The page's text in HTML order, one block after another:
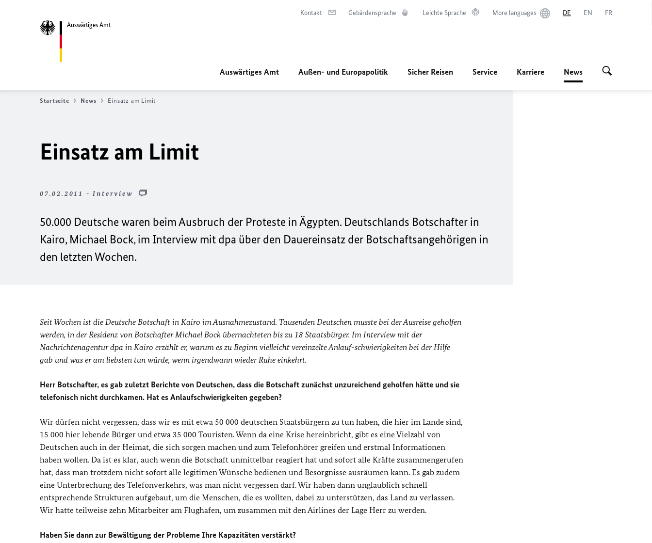
Auswärtiges Amt
Kontakt Gebärdensprache Leichte Sprache More languages DE EN FR
Auswärtiges Amt Außen- und Europapolitik Sicher Reisen Service Karriere News
Startseite News Einsatz am Limit
Einsatz am Limit
07.02.2011 - Interview
50.000 Deutsche waren beim Ausbruch der Proteste in Ägypten. Deutschlands Botschafter in
Kairo, Michael Bock, im Interview mit dpa über den Dauereinsatz der Botschaftsangehörigen in
den letzten Wochen.
Seit Wochen ist die Deutsche Botschaft in Kairo im Ausnahmezustand. Tausenden Deutschen musste bei der Ausreise geholfen
werden, in der Residenz von Botschafter Michael Bock übernachteten bis zu 18 Staatsbürger. Im Interview mit der
Nachrichtenagentur dpa in Kairo erzählt er, warum es zu Beginn vielleicht vereinzelte Anlauf-schwierigkeiten bei der Hilfe
gab und was er am liebsten tun würde, wenn irgendwann wieder Ruhe einkehrt.
Herr Botschafter, es gab zuletzt Berichte von Deutschen, dass die Botschaft zunächst unzureichend geholfen hätte und sie
telefonisch nicht durchkamen. Hat es Anlaufschwierigkeiten gegeben?
Wir dürfen nicht vergessen, dass wir es mit etwa 50 000 deutschen Staatsbürgern zu tun haben, die hier im Lande sind,
15 000 hier lebende Bürger und etwa 35 000 Touristen. Wenn da eine Krise hereinbricht, gibt es eine Vielzahl von
Deutschen auch in der Heimat, die sich sorgen machen und zum Telefonhörer greifen und erstmal Informationen
haben wollen. Da ist es klar, auch wenn die Botschaft unmittelbar reagiert hat und sofort alle Kräfte zusammengerufen
hat, dass man trotzdem nicht sofort alle legitimen Wünsche bedienen und Besorgnisse ausräumen kann. Es gab zudem
eine Unterbrechung des Telefonverkehrs, was man nicht vergessen darf. Wir haben dann unglaublich schnell
entsprechende Strukturen aufgebaut, um die Menschen, die es wollten, dabei zu unterstützen, das Land zu verlassen.
Wir hatte teilweise zehn Mitarbeiter am Flughafen, um zusammen mit den Airlines der Lage Herr zu werden.
Haben Sie dann zur Bewältigung der Probleme Ihre Kapazitäten verstärkt?